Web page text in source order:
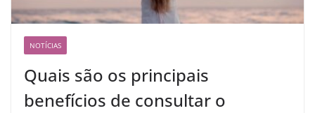
NOTÍCIAS
Quais são os principais
benefícios de consultar o